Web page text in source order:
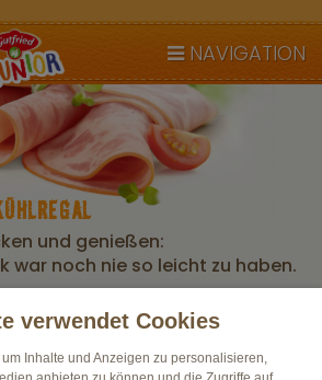
NAVIGATION
und genießen:
war noch nie so leicht zu haben.
verwendet Cookies
Inhalte und Anzeigen zu personalisieren,